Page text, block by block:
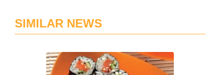
SIMILAR NEWS